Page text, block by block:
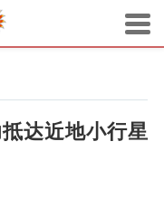
达近地小行星